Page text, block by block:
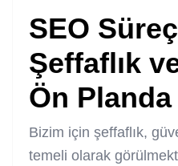
SEO
Şeffaflık
Ön
Bizim için şeffaflık,
temeli olarak